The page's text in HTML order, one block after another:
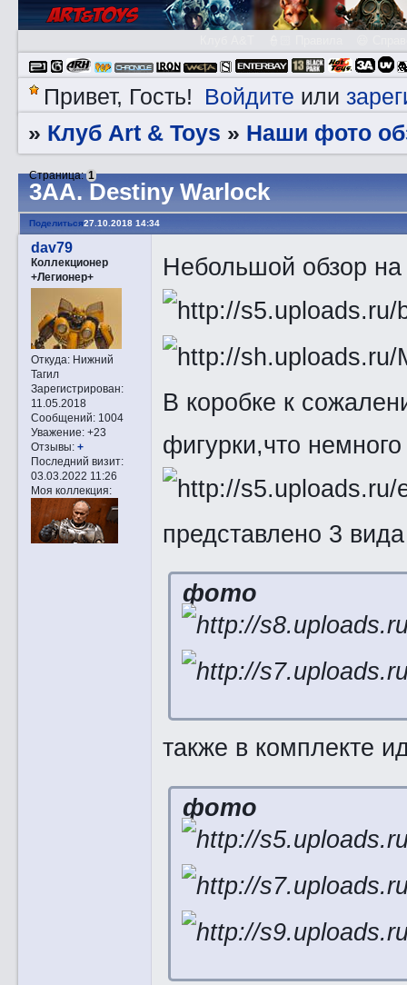
Привет, Гость! Войдите или
» Клуб Art & Toys » Наши фото
3АA. Destiny Warlock
Страница:1
Поделиться27.10.2018 14:34
dav79
Коллекционер
+Легионер+
Откуда:Нижний
Тагил
Зарегистрирован:
11.05.2018
Сообщений:1004
Уважение: +23
Отзывы: +
Последний визит:
03.03.2022 11:26
Моя коллекция:
Небольшой обзор
В коробке к
фигурки,что
представлено 3
фото
также в комплекте
фото